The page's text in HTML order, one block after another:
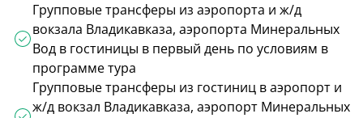
Групповые трансферы из аэропорта и ж/д
вокзала Владикавказа, аэропорта Минеральных
Вод в гостиницы в первый день по условиям в
программе тура
Групповые трансферы из гостиниц в аэропорт и
ж/д вокзал Владикавказа, аэропорт Минеральных